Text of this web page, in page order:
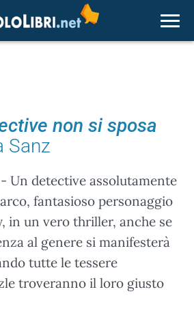
non si sposa
Sanz
Un detective assolutamente
fantasioso personaggio
in un vero thriller, anche se
al genere si manifesterà
tutte le tessere
troveranno il loro giusto